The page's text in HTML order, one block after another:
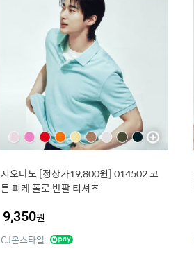
지오다노 [정상가19,800원] 014502 코
튼 피케 폴로 반팔 티셔츠
9,350원
CJ온스타일